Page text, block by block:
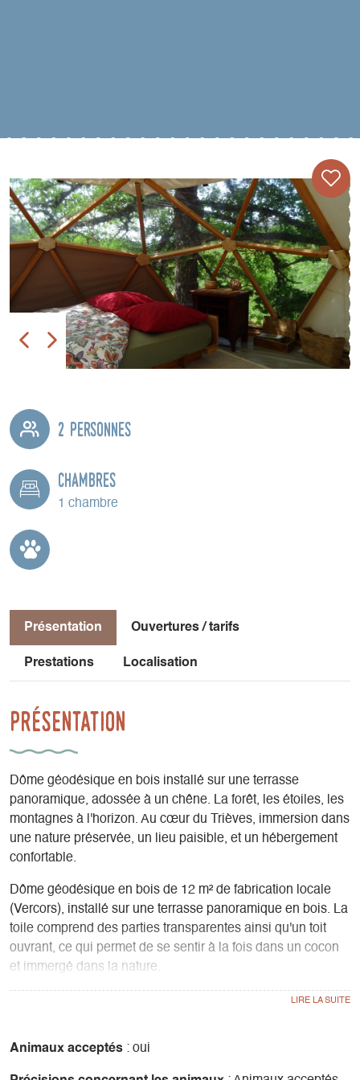
2 personnes
Chambres
1 chambre
Présentation Ouvertures / tarifs
Prestations Localisation
Présentation
Dôme géodésique en bois installé sur une terrasse
panoramique, adossée à un chêne. La forêt, les étoiles, les
montagnes à l'horizon. Au cœur du Trièves, immersion dans
une nature préservée, un lieu paisible, et un hébergement
confortable.
Dôme géodésique en bois de 12 m² de fabrication locale
(Vercors), installé sur une terrasse panoramique en bois. La
toile comprend des parties transparentes ainsi qu'un toit
ouvrant, ce qui permet de se sentir à la fois dans un cocon
et immergé dans la nature.
chaise est installé à côté du dôme, à l'ombre du chêne.
A 100 m de la tente, vous avez accès à une grande salle
Animaux acceptés : oui